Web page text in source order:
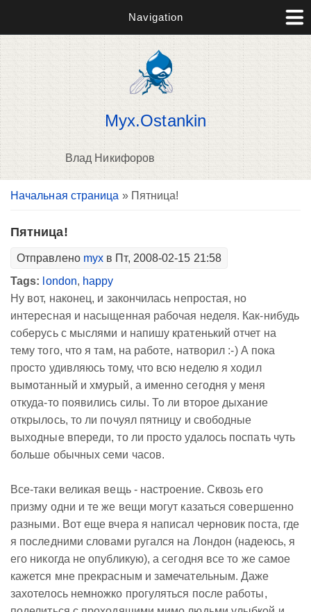
Navigation
Myx.Ostankin
Влад Никифоров
Вы здесь
Начальная страница » Пятница!
Пятница!
Отправлено myx в Пт, 2008-02-15 21:58
Tags: london, happy
Ну вот, наконец, и закончилась непростая, но
интересная и насыщенная рабочая неделя. Как-нибудь
соберусь с мыслями и напишу кратенький отчет на
тему того, что я там, на работе, натворил :-) А пока
просто удивляюсь тому, что всю неделю я ходил
вымотанный и хмурый, а именно сегодня у меня
откуда-то появились силы. То ли второе дыхание
открылось, то ли почуял пятницу и свободные
выходные впереди, то ли просто удалось поспать чуть
больше обычных семи часов.
Все-таки великая вещь - настроение. Сквозь его
призму одни и те же вещи могут казаться совершенно
разными. Вот еще вчера я написал черновик поста, где
я последними словами ругался на Лондон (надеюсь, я
его никогда не опубликую), а сегодня все то же самое
кажется мне прекрасным и замечательным. Даже
захотелось немножко прогуляться после работы,